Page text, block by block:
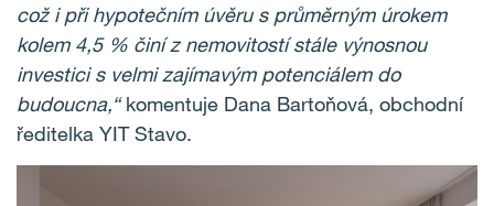
což i při hypotečním úvěru s průměrným úrokem
kolem 4,5 % činí z nemovitostí stále výnosnou
investici s velmi zajímavým potenciálem do
budoucna,“komentuje Dana Bartoňová, obchodní
ředitelka YIT Stavo.